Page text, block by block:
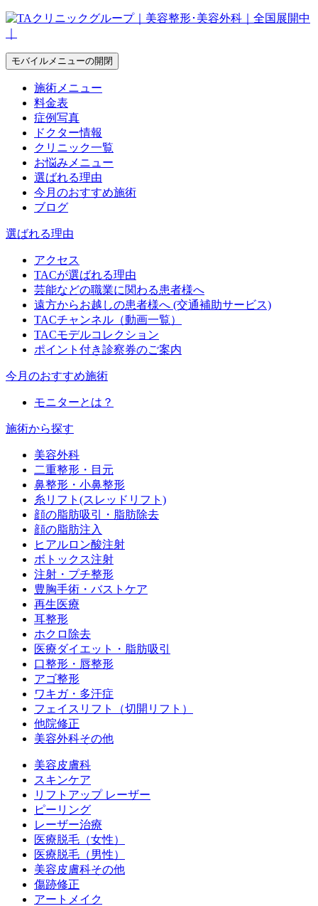
モバイルメニューの開閉
施術メニュー
料金表
症例写真
ドクター情報
クリニック一覧
お悩みメニュー
選ばれる理由
今月のおすすめ施術
ブログ
選ばれる理由
アクセス
TACが選ばれる理由
芸能などの職業に関わる患者様へ
遠方からお越しの患者様へ (交通補助サービス)
TACチャンネル（動画一覧）
TACモデルコレクション
ポイント付き診察券のご案内
今月のおすすめ施術
モニターとは？
施術から探す
美容外科
二重整形・目元
鼻整形・小鼻整形
糸リフト(スレッドリフト)
顔の脂肪吸引・脂肪除去
顔の脂肪注入
ヒアルロン酸注射
ボトックス注射
注射・プチ整形
豊胸手術・バストケア
再生医療
耳整形
ホクロ除去
医療ダイエット・脂肪吸引
口整形・唇整形
アゴ整形
ワキガ・多汗症
フェイスリフト（切開リフト）
他院修正
美容外科その他
美容皮膚科
スキンケア
リフトアップ レーザー
ピーリング
レーザー治療
医療脱毛（女性）
医療脱毛（男性）
美容皮膚科その他
傷跡修正
アートメイク